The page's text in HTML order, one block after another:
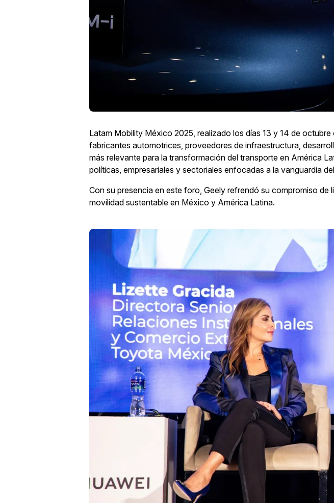
Latam Mobility México 2025, realizado los días 13 y 14 de
fabricantes automotrices, proveedores de infraestructura,
más relevante para la transformación del transporte en América
políticas, empresariales y sectoriales enfocadas a la vanguardia
Con su presencia en este foro, Geely refrendó su compromiso
movilidad sustentable en México y América Latina.